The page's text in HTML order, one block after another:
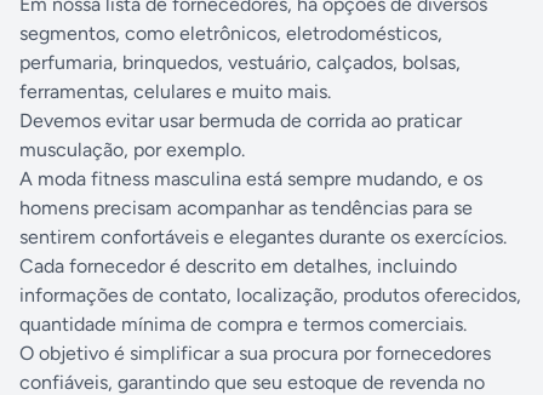
segmentos, como eletrônicos, eletrodomésticos,
perfumaria, brinquedos, vestuário, calçados, bolsas,
ferramentas, celulares e muito mais.
Devemos evitar usar bermuda de corrida ao praticar
musculação, por exemplo.
A moda fitness masculina está sempre mudando, e os
homens precisam acompanhar as tendências para se
sentirem confortáveis e elegantes durante os exercícios.
Cada fornecedor é descrito em detalhes, incluindo
informações de contato, localização, produtos oferecidos,
quantidade mínima de compra e termos comerciais.
O objetivo é simplificar a sua procura por fornecedores
confiáveis, garantindo que seu estoque de revenda no